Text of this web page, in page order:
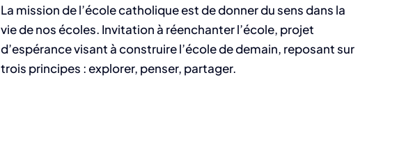
La mission de l’école catholique est de donner du sens dans la
vie de nos écoles. Invitation à réenchanter l’école, projet
d’espérance visant à construire l’école de demain, reposant sur
trois principes : explorer, penser, partager.